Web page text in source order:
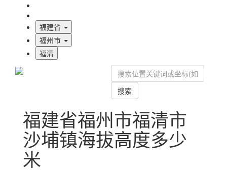
福建省
福州市
福清
搜索
福建省福州市福清市
沙埔镇海拔高度多少
米